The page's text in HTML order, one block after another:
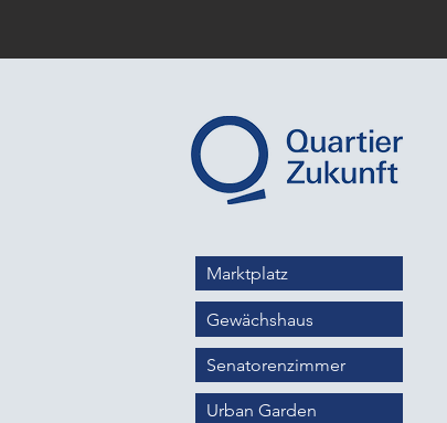
Marktplatz
Gewächshaus
Senatorenzimmer
Urban Garden